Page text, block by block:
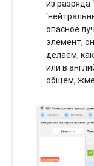
из разряда
опасное
элемент,
делаем,
или в
общем,